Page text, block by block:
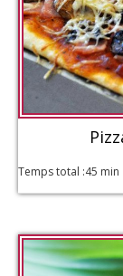
Temps total :45 min